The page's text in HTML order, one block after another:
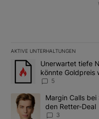
AKTIVE UNTERHALTUNGEN
Das Folgende ist eine
Ein Trendartikel mit dem
Unerwartet tiefe
könnte Goldpreis
5
Ein Trendartikel mit dem
Margin Calls bei
den Retter-Deal
3